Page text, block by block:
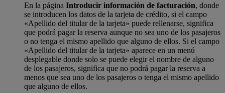
En la página Introducir información de facturación, donde
se introducen los datos de la tarjeta de crédito, si el campo
«Apellido del titular de la tarjeta» puede rellenarse, significa
que podrá pagar la reserva aunque no sea uno de los pasajeros
o no tenga el mismo apellido que alguno de ellos. Si el campo
«Apellido del titular de la tarjeta» aparece en un menú
desplegable donde solo se puede elegir el nombre de alguno
de los pasajeros, significa que no podrá pagar la reserva a
menos que sea uno de los pasajeros o tenga el mismo apellido
que alguno de ellos.